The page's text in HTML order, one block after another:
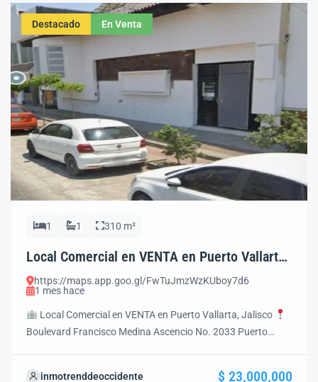
Destacado En Venta
1 1 310 m²
Local Comercial en VENTA en Puerto Vallarta |
Excelente Ubicación Comercial
https://maps.app.goo.gl/FwTuJmzWzKUboy7d6
1 mes hace
Local Comercial en VENTA en Puerto Vallarta, Jalisco
Boulevard Francisco Medina Ascencio No. 2033 Puerto
inmotrenddeoccidente $ 23,000,000